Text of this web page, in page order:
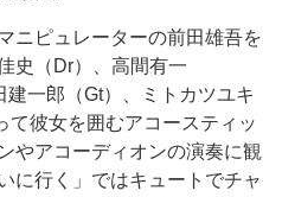
ニピュレーターの前田雄吾を
史（Dr）、高間有一
建一郎（Gt）、ミトカツユキ
て彼女を囲むアコースティッ
やアコーディオンの演奏に観
に行く」ではキュートでチャ